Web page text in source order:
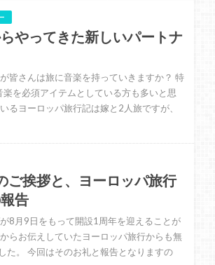
やってきた新しいパートナ
皆さんは旅に音楽を持っていきますか？ 特
を必須アイテムとしている方も多いと思
るヨーロッパ旅行記は嫁と2人旅ですが、
ご挨拶と、ヨーロッパ旅行
告
8月9日をもって開設1周年を迎えることが
らお伝えしていたヨーロッパ旅行からも無
た。 今回はそのお礼と報告となりますの